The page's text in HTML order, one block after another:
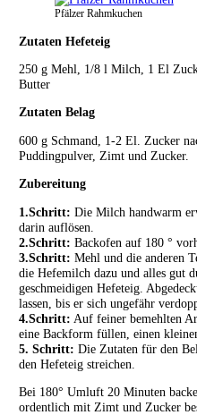
Pfälzer Rahmkuchen
Zutaten Hefeteig
250 g Mehl, 1/8 l Milch, 1 El
Butter
Zutaten Belag
600 g Schmand, 1-2 El. Zucker
Puddingpulver, Zimt und Zucker.
Zubereitung
1.Schritt: Die Milch handwarm
darin auflösen.
2.Schritt: Backofen auf 180 °
3.Schritt: Mehl und die anderen
die Hefemilch dazu und alles gut
geschmeidigen Hefeteig.
lassen, bis er sich ungefähr
4.Schritt: Auf feiner bemehlten
eine Backform füllen, einen
5. Schritt: Die Zutaten für den
den Hefeteig streichen.
Bei 180° Umluft 20 Minuten
ordentlich mit Zimt und Zucker